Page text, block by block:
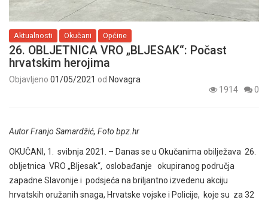
Aktualnosti Okučani Općine
26. OBLJETNICA VRO „BLJESAK“: Počast
hrvatskim herojima
Objavljeno 01/05/2021 od Novagra
1914
0
Autor Franjo Samardžić, Foto bpz.hr
OKUČANI, 1. svibnja 2021. – Danas se u Okučanima obilježava 26.
obljetnica VRO „Bljesak“, oslobađanje okupiranog područja
zapadne Slavonije i podsjeća na briljantno izvedenu akciju
hrvatskih oružanih snaga, Hrvatske vojske i Policije, koje su za 32